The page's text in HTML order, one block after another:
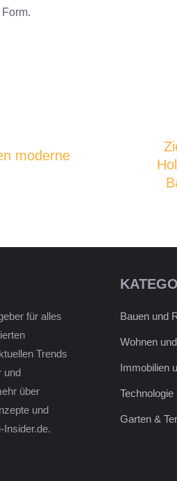
moderne
für alles
Trends
und
über
und
Insider.de.
Bauen und
Wohnen
Immobilien
Garten &